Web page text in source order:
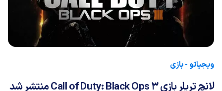
ویجیاتو - بازی
لانچ تریلر بازی Call of Duty: Black Ops 3 منتشر شد